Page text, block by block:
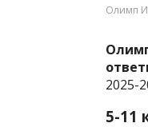
Олимп
2025-
5-11